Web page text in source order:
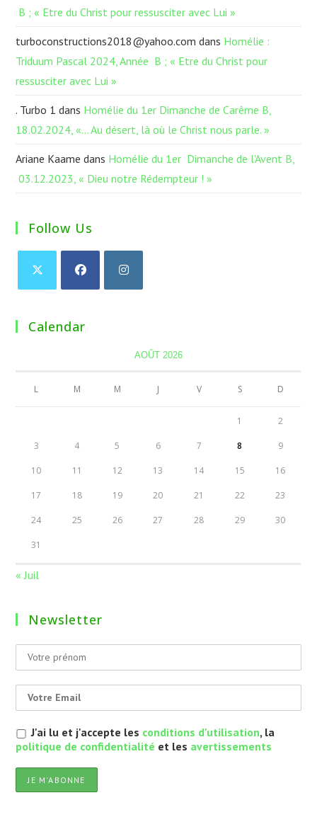
B ; « Etre du Christ pour ressusciter avec Lui »
turboconstructions2018@yahoo.com dans Homélie :
Triduum Pascal 2024, Année B ; « Etre du Christ pour
ressusciter avec Lui »
. Turbo 1 dans Homélie du 1er Dimanche de Carême B,
18.02.2024, «… Au désert, là où le Christ nous parle. »
Ariane Kaame dans Homélie du 1er Dimanche de l’Avent B,
03.12.2023, « Dieu notre Rédempteur ! »
Follow Us
Calendar
AOÛT 2026
L M M J V S D
1 2
3 4 5 6 7 8 9
10 11 12 13 14 15 16
17 18 19 20 21 22 23
24 25 26 27 28 29 30
31
« Juil
Newsletter
J'ai lu et j'accepte les conditions d'utilisation, la
politique de confidentialité et les avertissements